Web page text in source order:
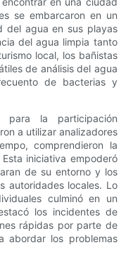
se embarcaron en un
del agua en sus playas
del agua limpia tanto
local, los bañistas
de análisis del agua
de bacterias y
para la participación
a utilizar analizadores
comprendieron la
iniciativa empoderó
de su entorno y los
autoridades locales. Lo
culminó en un
los incidentes de
rápidas por parte de
abordar los problemas